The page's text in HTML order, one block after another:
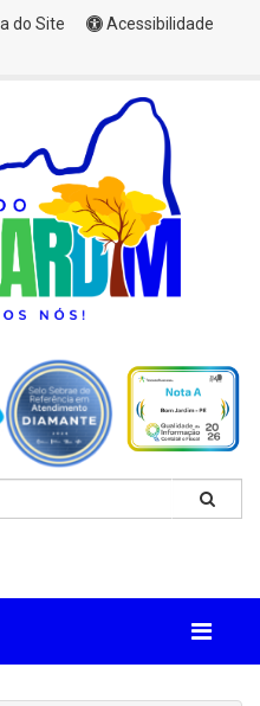
do Site
Acessibilidade